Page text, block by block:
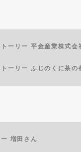
ーリー 平金産業株式会
ーリー ふじのくに茶の
増田さん